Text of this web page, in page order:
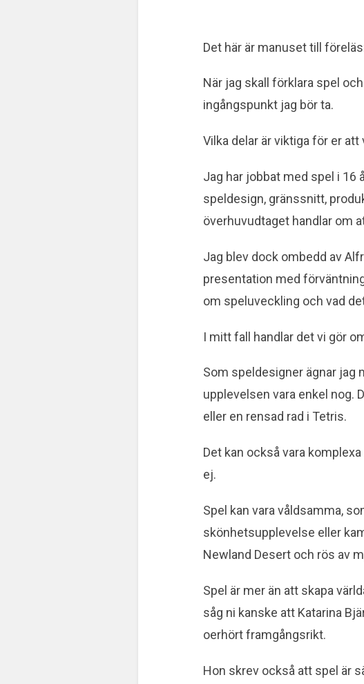
Det här är manuset till
När jag skall förklara spel
ingångspunkt jag bör ta.
Vilka delar är viktiga för er
Jag har jobbat med spel i 16
speldesign, gränssnitt,
överhuvudtaget handlar om
Jag blev dock ombedd av
presentation med
om speluveckling och vad
I mitt fall handlar det vi gör
Som speldesigner ägnar jag
upplevelsen vara enkel nog.
eller en rensad rad i Tetris.
Det kan också vara
ej.
Spel kan vara våldsamma,
skönhetsupplevelse eller
Newland Desert och rös av
Spel är mer än att skapa
såg ni kanske att Katarina
oerhört framgångsrikt.
Hon skrev också att spel är